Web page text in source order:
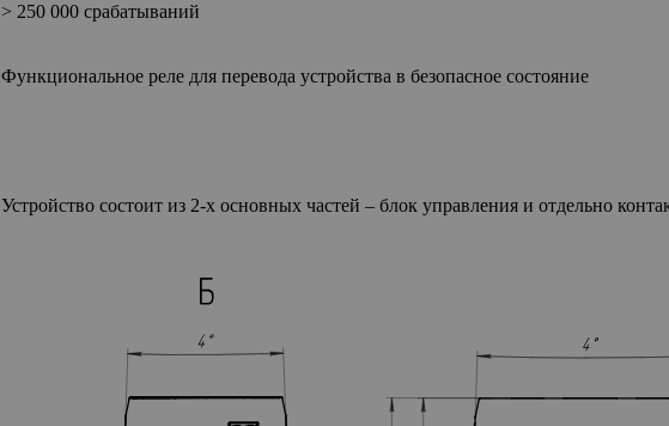
> 250 000 срабатываний
Функциональное реле для перевода устройства в безопасное состояние
Устройство состоит из 2-х основных частей – блок управления и отдельно